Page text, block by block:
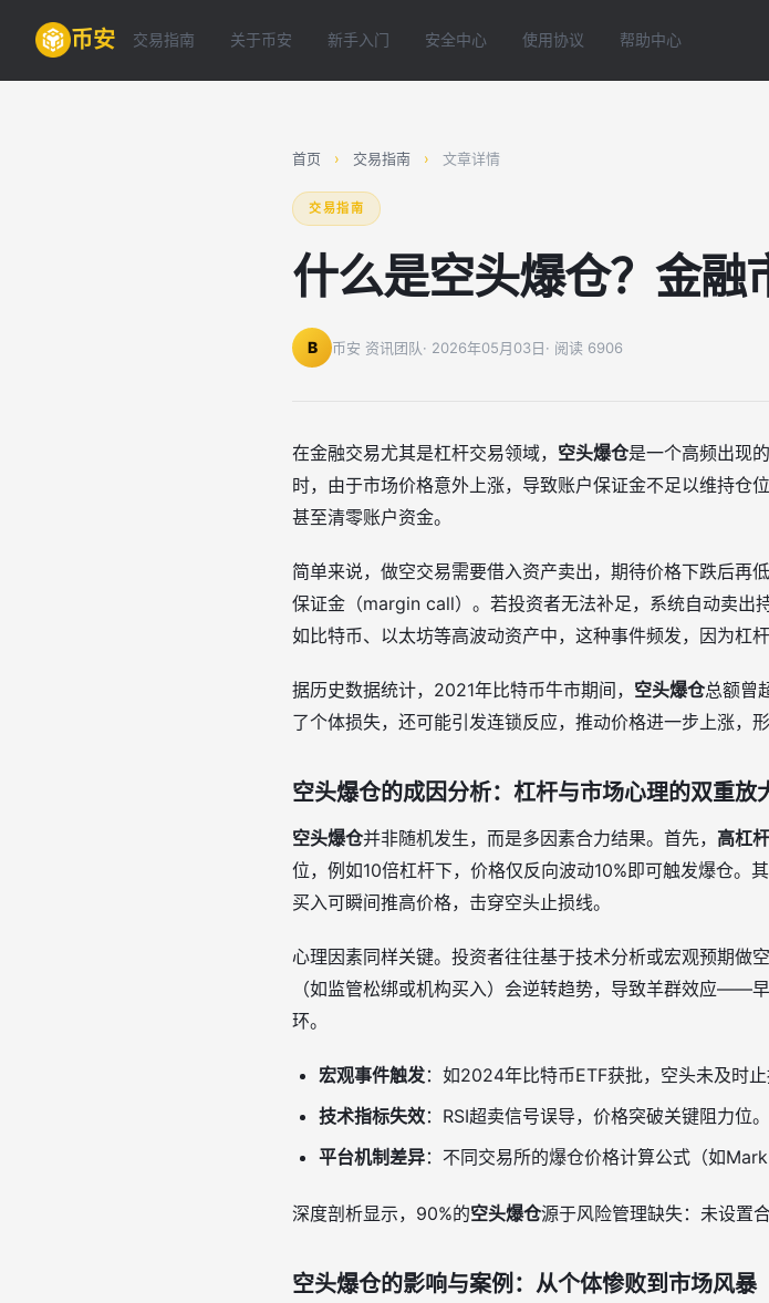
币安 交易指南 关于币安 新手入门 安全中心 使用协议 帮助中心
首页 › 交易指南 › 文章详情
交易指南
什么是空头爆仓？金融
B 币安 资讯团队· 2026年05月03日· 阅读 6906
在金融交易尤其是杠杆交易领域， 空头爆仓是一个高频出现
时，由于市场价格意外上涨，导致账户保证金不足以维持仓
甚至清零账户资金。
简单来说，做空交易需要借入资产卖出，期待价格下跌后再
保证金（margin call）。若投资者无法补足，系统自动卖出
如比特币、以太坊等高波动资产中，这种事件频发，因为杠
据历史数据统计，2021年比特币牛市期间， 空头爆仓总额曾
了个体损失，还可能引发连锁反应，推动价格进一步上涨，
空头爆仓的成因分析：杠杆与市场心理的双重放
空头爆仓并非随机发生，而是多因素合力结果。首先， 高杠
位，例如10倍杠杆下，价格仅反向波动10%即可触发爆仓。
买入可瞬间推高价格，击穿空头止损线。
心理因素同样关键。投资者往往基于技术分析或宏观预期做
（如监管松绑或机构买入）会逆转趋势，导致羊群效应——
环。
宏观事件触发：如2024年比特币ETF获批，空头未及时止
技术指标失效：RSI超卖信号误导，价格突破关键阻力位。
平台机制差异：不同交易所的爆仓价格计算公式（如
深度剖析显示，90%的空头爆仓源于风险管理缺失：未设置
空头爆仓的影响与案例：从个体惨败到市场风暴